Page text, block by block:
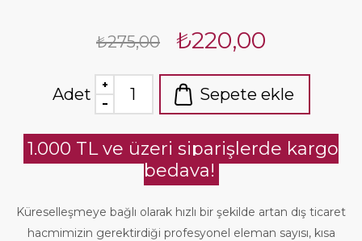
₺275,00 ₺220,00
Adet Sepete ekle
1.000 TL ve üzeri siparişlerde kargo
bedava!
Küreselleşmeye bağlı olarak hızlı bir şekilde artan dış ticaret
hacmimizin gerektirdiği profesyonel eleman sayısı, kısa